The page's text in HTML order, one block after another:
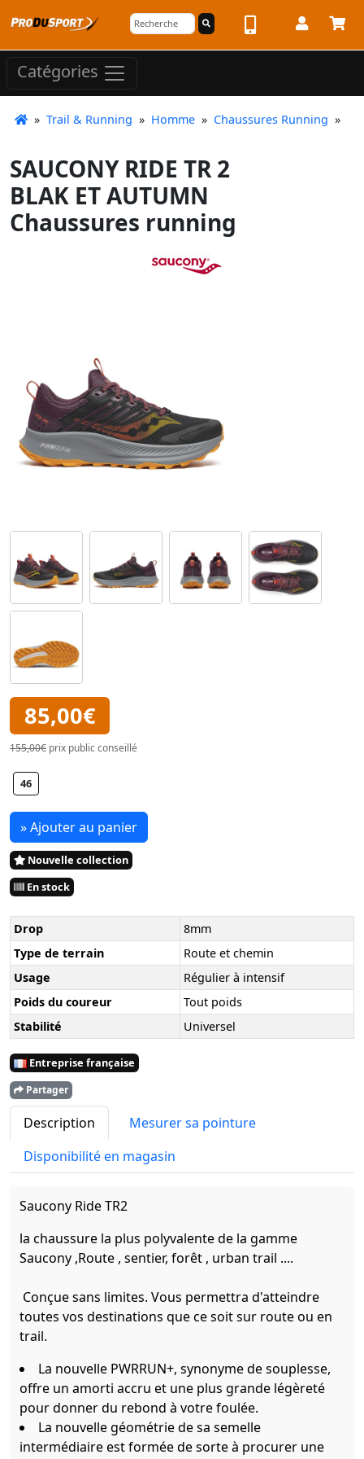
Catégories
» Trail & Running » Homme » Chaussures Running »
SAUCONY RIDE TR 2
BLAK ET AUTUMN
Chaussures running
85,00€
155,00€ prix public conseillé
46
» Ajouter au panier
Nouvelle collection
En stock
Drop
8mm
Type de terrain
Route et chemin
Usage
Régulier à intensif
Poids du coureur
Tout poids
Stabilité
Universel
Entreprise française
Partager
Description
Mesurer sa pointure
Disponibilité en magasin
Saucony Ride TR2
la chaussure la plus polyvalente de la gamme
Saucony ,Route , sentier, forêt , urban trail ....
Conçue sans limites. Vous permettra d'atteindre
toutes vos destinations que ce soit sur route ou en
trail.
La nouvelle PWRRUN+, synonyme de souplesse,
offre un amorti accru et une plus grande légèreté
pour donner du rebond à votre foulée.
La nouvelle géométrie de sa semelle
intermédiaire est formée de sorte à procurer une